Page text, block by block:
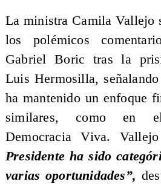
La ministra Camila Vallejo
los polémicos
Gabriel Boric tras la
Luis Hermosilla,
ha mantenido un enfoque
similares, como en
Democracia Viva.
Presidente ha sido
varias oportunidades”,